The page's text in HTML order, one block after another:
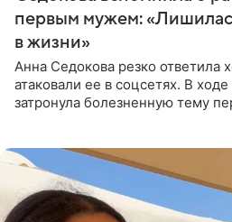
первым мужем:
в жизни»
Анна Седокова резко ответила
атаковали ее в соцсетях. В
затронула болезненную тему